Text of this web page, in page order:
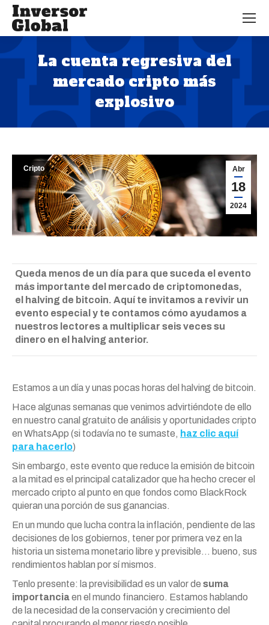
La cuenta regresiva del
mercado cripto más
explosivo
Estás aquí:
Abr
18
2024
Cripto
Queda menos de un día para que suceda el evento
más importante del mercado de criptomonedas,
el halving de bitcoin. Aquí te invitamos a revivir un
evento especial y te contamos cómo ayudamos a
nuestros lectores a multiplicar seis veces su
dinero en el halving anterior.
Estamos a un día y unas pocas horas del halving de bitcoin.
Hace algunas semanas que venimos advirtiéndote de ello
en nuestro canal gratuito de análisis y oportunidades cripto
en WhatsApp (si todavía no te sumaste, haz clic aquí
para hacerlo)
Sin embargo, este evento que reduce la emisión de bitcoin
a la mitad es el principal catalizador que ha hecho crecer el
mercado cripto al punto en que fondos como BlackRock
quieran una porción de sus ganancias.
En un mundo que lucha contra la inflación, pendiente de las
decisiones de los gobiernos, tener por primera vez en la
historia un sistema monetario libre y previsible… bueno, sus
rendimientos hablan por sí mismos.
Tenlo presente: la previsibilidad es un valor de suma
importanciaen el mundo financiero. Estamos hablando
de la necesidad de la conservación y crecimiento del